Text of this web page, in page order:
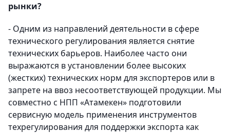
рынки?
- Одним из направлений деятельности в сфере
технического регулирования является снятие
технических барьеров. Наиболее часто они
выражаются в установлении более высоких
(жестких) технических норм для экспортеров или в
запрете на ввоз несоответствующей продукции. Мы
совместно с НПП «Атамекен» подготовили
сервисную модель применения инструментов
техрегулирования для поддержки экспорта как